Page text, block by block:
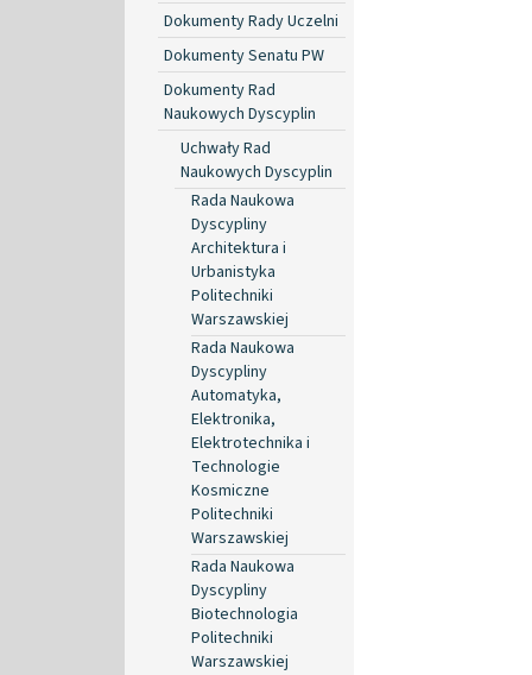
Dokumenty Rady Uczelni
Dokumenty Senatu PW
Dokumenty Rad
Naukowych Dyscyplin
Uchwały Rad
Naukowych Dyscyplin
Rada Naukowa
Dyscypliny
Architektura i
Urbanistyka
Politechniki
Warszawskiej
Rada Naukowa
Dyscypliny
Automatyka,
Elektronika,
Elektrotechnika i
Technologie
Kosmiczne
Politechniki
Warszawskiej
Rada Naukowa
Dyscypliny
Biotechnologia
Politechniki
Warszawskiej